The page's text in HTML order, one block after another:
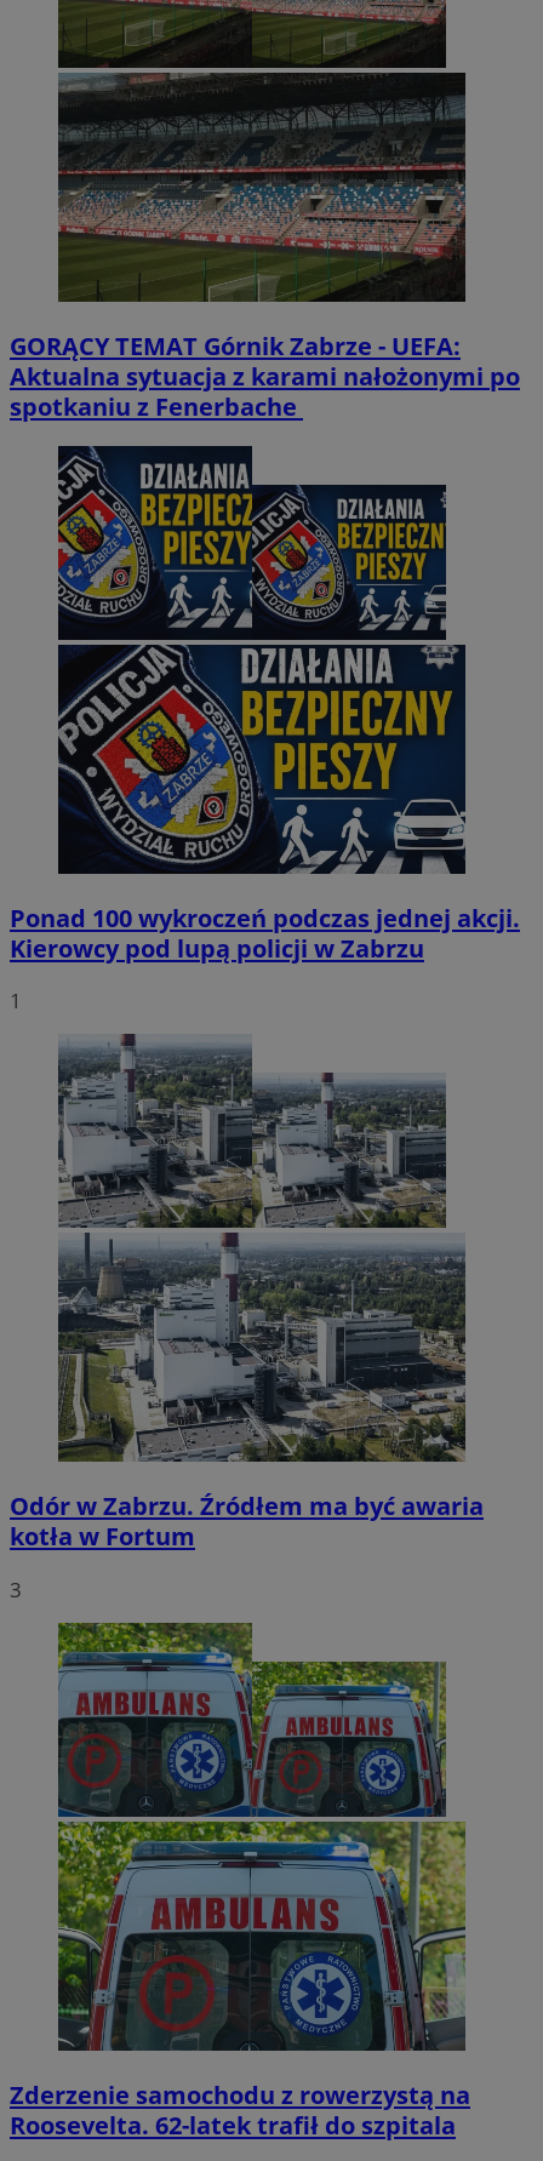
GORĄCY TEMAT Górnik Zabrze - UEFA:
Aktualna sytuacja z karami nałożonymi po
spotkaniu z Fenerbache
Ponad 100 wykroczeń podczas jednej akcji.
Kierowcy pod lupą policji w Zabrzu
1
Odór w Zabrzu. Źródłem ma być awaria
kotła w Fortum
3
Zderzenie samochodu z rowerzystą na
Roosevelta. 62-latek trafił do szpitala